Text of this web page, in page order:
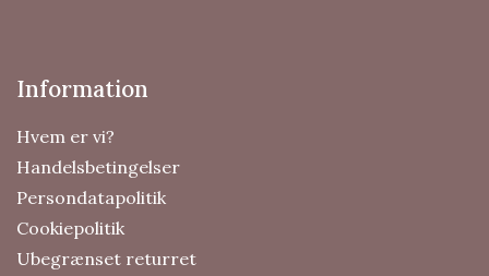
Information
Hvem er vi?
Handelsbetingelser
Persondatapolitik
Cookiepolitik
Ubegrænset returret